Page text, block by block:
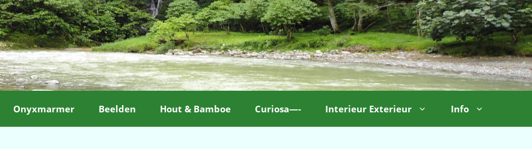
Onyxmarmer Beelden Hout & Bamboe Curiosa—- Interieur Exterieur Info